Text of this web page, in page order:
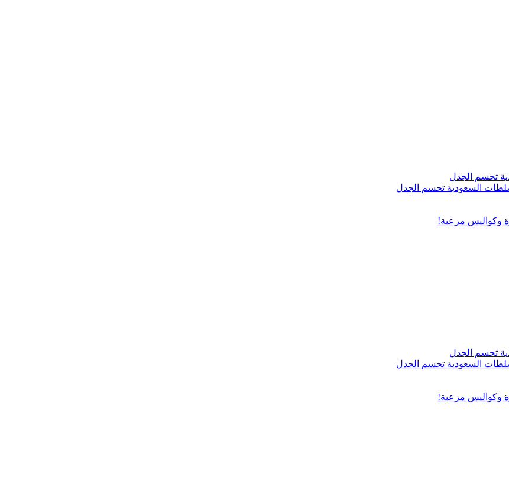
السعودية تحسم الجدل
وكواليس مرعبة!
السعودية تحسم الجدل
وكواليس مرعبة!